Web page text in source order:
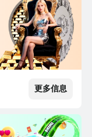
更多信息